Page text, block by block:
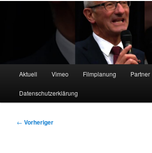
Aktuell Vimeo Filmplanung Partner
Datenschutzerklärung
Beitragsnavigation
← Vorheriger